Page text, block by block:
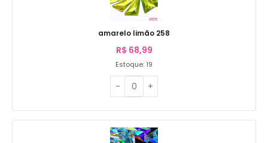
amarelo limão 258
R$ 68,99
Estoque: 19